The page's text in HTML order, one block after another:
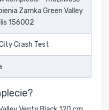
Zamka Green Valley
156002
Crash Test